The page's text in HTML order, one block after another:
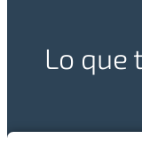
Lo que